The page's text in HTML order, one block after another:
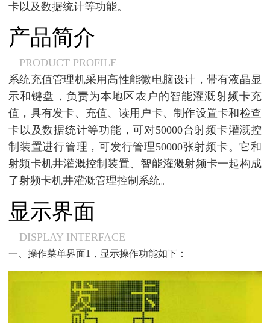
卡以及数据统计等功能。
产品简介
PRODUCT PROFILE
系统充值管理机采用高性能微电脑设计，带有液晶显
示和键盘，负责为本地区农户的智能灌溉射频卡充
值，具有发卡、充值、读用户卡、制作设置卡和检查
卡以及数据统计等功能，可对50000台射频卡灌溉控
制装置进行管理，可发行管理50000张射频卡。它和
射频卡机井灌溉控制装置、智能灌溉射频卡一起构成
了射频卡机井灌溉管理控制系统。
显示界面
DISPLAY INTERFACE
一、操作菜单界面1，显示操作功能如下：